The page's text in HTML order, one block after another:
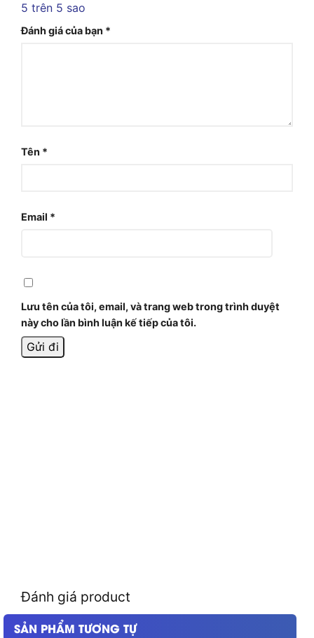
5 trên 5 sao
Đánh giá của bạn *
Tên *
Email *
Lưu tên của tôi, email, và trang web trong trình duyệt
này cho lần bình luận kế tiếp của tôi.
Đánh giá product
SẢN PHẨM TƯƠNG TỰ